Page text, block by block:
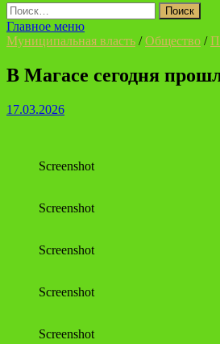
Найти:
Главное меню
Муниципальная власть /Общество /
В Магасе сегодня
17.03.2026
Screenshot
Screenshot
Screenshot
Screenshot
Screenshot